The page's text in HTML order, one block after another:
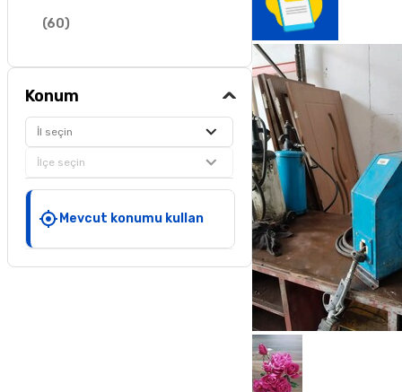
(60)
Konum
İl seçin
İlçe seçin
Mevcut konumu kullan